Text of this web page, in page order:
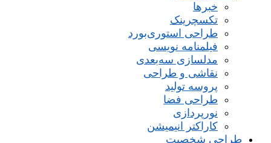
خبرها
تکسچرینک
طراحی استوری‌بورد
فیلمنامه نویسی
مدلسازی سه‌بعدی
نقاشی و طراحی
پروسه تولید
طراحی فضا
نورپردازی
کاراکتر انیمیشن
طراحی شخصیت